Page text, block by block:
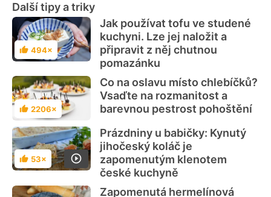
Další tipy a triky
Hodnocení
494×
Jak používat tofu ve studené
kuchyni. Lze jej naložit a
připravit z něj chutnou
pomazánku
Hodnocení
2206×
Co na oslavu místo chlebíčků?
Vsaďte na rozmanitost a
barevnou pestrost pohoštění
Hodnocení
53×
Prázdniny u babičky: Kynutý
jihočeský koláč je
zapomenutým klenotem
české kuchyně
Zapomenutá hermelínová